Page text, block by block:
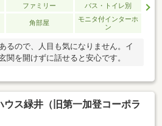
ファミリー バス・トイレ別
角部屋
モニタ付インターホ
ン
るので、人目も気になりません。イ
関を開けずに話せると安心です。
ウス緑井（旧第一加登コーポラ